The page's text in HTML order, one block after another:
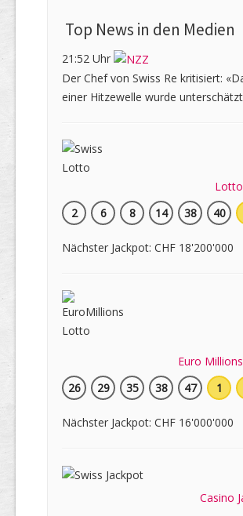
Top News in den Medien
21:52 Uhr
Der Chef von Swiss Re kritisiert:
einer Hitzewelle wurde
2
6 8 14 38 40
Nächster Jackpot: CHF 18'200'000
Euro
26
29 35 38 47 1
Nächster Jackpot: CHF 16'000'000
Casino